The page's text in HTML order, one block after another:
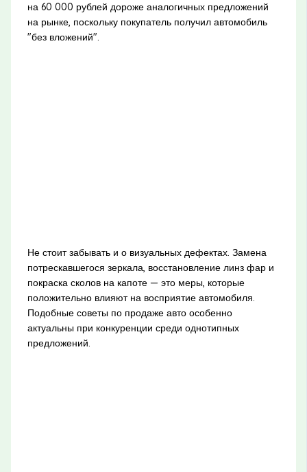
на 60 000 рублей дороже аналогичных предложений
на рынке, поскольку покупатель получил автомобиль
"без вложений".
Не стоит забывать и о визуальных дефектах. Замена
потрескавшегося зеркала, восстановление линз фар и
покраска сколов на капоте — это меры, которые
положительно влияют на восприятие автомобиля.
Подобные советы по продаже авто особенно
актуальны при конкуренции среди однотипных
предложений.